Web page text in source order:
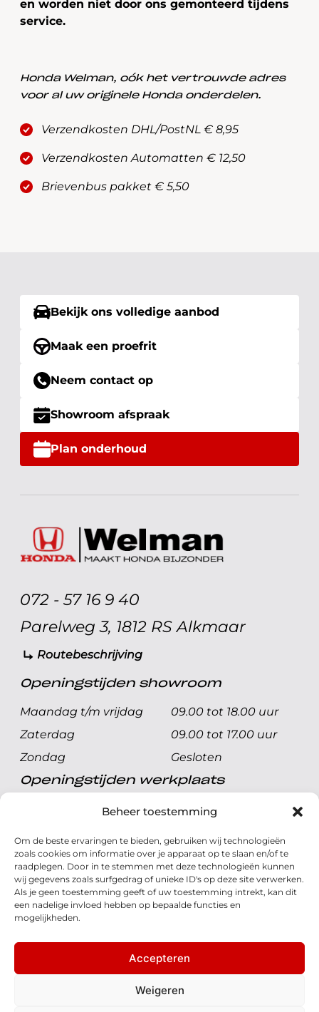
Beheer toestemming
Om de beste ervaringen te bieden, gebruiken wij technologieën
zoals cookies om informatie over je apparaat op te slaan en/of te
raadplegen. Door in te stemmen met deze technologieën kunnen
wij gegevens zoals surfgedrag of unieke ID's op deze site verwerken.
Als je geen toestemming geeft of uw toestemming intrekt, kan dit
een nadelige invloed hebben op bepaalde functies en
mogelijkheden.
Accepteren
Weigeren
en worden niet door ons gemonteerd tijdens
service.
Honda Welman, oók het vertrouwde adres
voor al uw originele Honda onderdelen.
Verzendkosten DHL/PostNL € 8,95
Verzendkosten Automatten € 12,50
Brievenbus pakket € 5,50
Bekijk ons volledige aanbod
Maak een proefrit
Neem contact op
Showroom afspraak
Plan onderhoud
072 - 57 16 9 40
Parelweg 3, 1812 RS Alkmaar
Routebeschrijving
Openingstijden showroom
Maandag t/m vrijdag
09.00 tot 18.00 uur
Zaterdag
09.00 tot 17.00 uur
Zondag
Gesloten
Openingstijden werkplaats
Maandag t/m vrijdag
08.00 tot 17.00 uur
Zondag
Gesloten
Volg ons
© 2026 - Honda Welman